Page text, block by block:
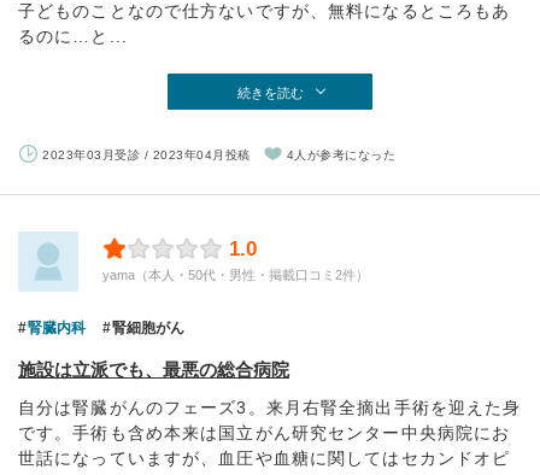
子どものことなので仕方ないですが、無料になるところもあ
るのに…と...
続きを読む
2023年03月受診 / 2023年04月投稿 4人が参考になった
1.0
yama（本人・50代・男性・掲載口コミ2件）
腎臓内科 腎細胞がん
施設は立派でも、最悪の総合病院
自分は腎臓がんのフェーズ3。来月右腎全摘出手術を迎えた身
です。手術も含め本来は国立がん研究センター中央病院にお
世話になっていますが、血圧や血糖に関してはセカンドオピ